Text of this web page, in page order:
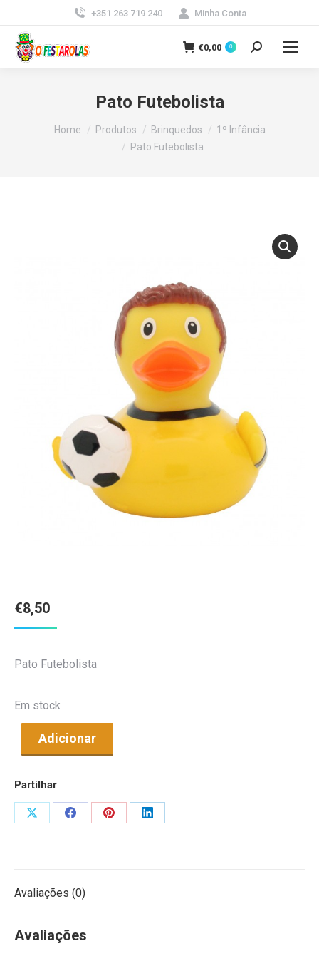
+351 263 719 240 Minha Conta
€0,00 0 Search:
Pato Futebolista
You are here:
Home Produtos Brinquedos
1º Infância
Pato Futebolista
€8,50
Pato Futebolista
Em stock
Adicionar
Partilhar
Share
Share
Share
Share
Avaliações (0)
Avaliações